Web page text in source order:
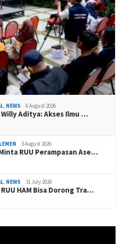
, NEWS 6 August 2026
Aditya: Akses Ilmu …
3 August 2026
RUU Perampasan Ase…
, NEWS 31 July 2026
HAM Bisa Dorong Tra…